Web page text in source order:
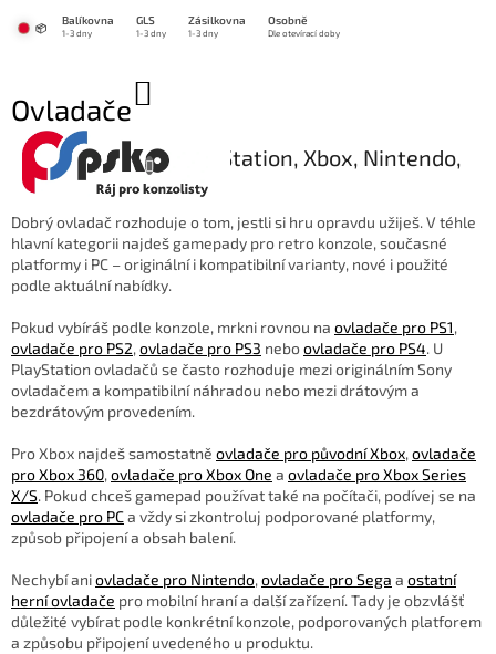
📦
Balíkovna GLS Zásilkovna Osobně
1-3 dny 1-3 dny 1-3 dny Dle otevírací doby
Ovladače
🎮 Ovladače pro PlayStation, Xbox, Nintendo,
PC i další platformy
Dobrý ovladač rozhoduje o tom, jestli si hru opravdu užiješ. V téhle
hlavní kategorii najdeš gamepady pro retro konzole, současné
platformy i PC – originální i kompatibilní varianty, nové i použité
podle aktuální nabídky.
Pokud vybíráš podle konzole, mrkni rovnou na ovladače pro PS1,
ovladače pro PS2,ovladače pro PS3 neboovladače pro PS4. U
PlayStation ovladačů se často rozhoduje mezi originálním Sony
ovladačem a kompatibilní náhradou nebo mezi drátovým a
bezdrátovým provedením.
Pro Xbox najdeš samostatně ovladače pro původní Xbox,ovladače
pro Xbox 360,ovladače pro Xbox One a ovladače pro Xbox Series
X/S. Pokud chceš gamepad používat také na počítači, podívej se na
ovladače pro PCa vždy si zkontroluj podporované platformy,
způsob připojení a obsah balení.
Nechybí aniovladače pro Nintendo,ovladače pro Sega a ostatní
herní ovladače pro mobilní hraní a další zařízení. Tady je obzvlášť
důležité vybírat podle konkrétní konzole, podporovaných platforem
a způsobu připojení uvedeného u produktu.